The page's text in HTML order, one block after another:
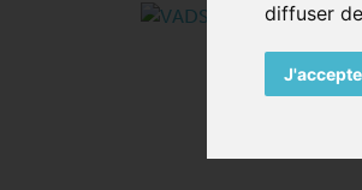
diffuser
J'accepte